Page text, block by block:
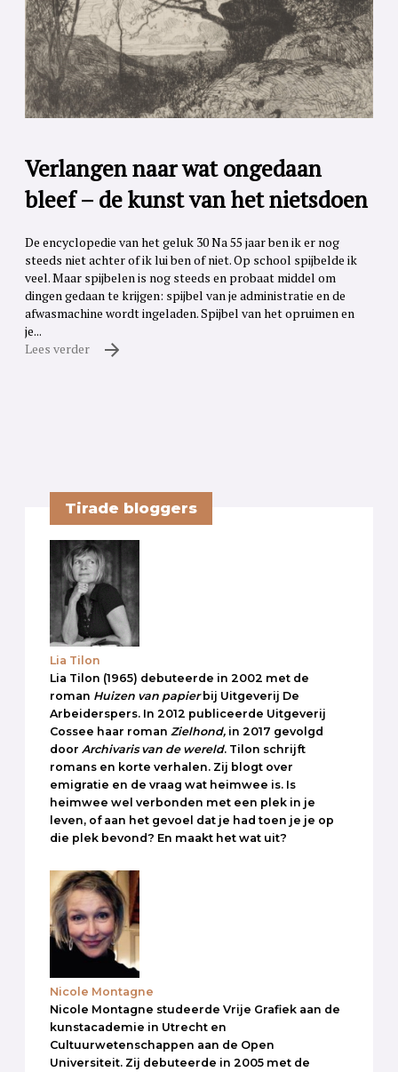
Verlangen naar wat ongedaan
bleef – de kunst van het nietsdoen
De encyclopedie van het geluk 30 Na 55 jaar ben ik er nog
steeds niet achter of ik lui ben of niet. Op school spijbelde ik
veel. Maar spijbelen is nog steeds en probaat middel om
dingen gedaan te krijgen: spijbel van je administratie en de
afwasmachine wordt ingeladen. Spijbel van het opruimen en
je...
Lees verder
Tirade bloggers
Lia Tilon
Lia Tilon (1965) debuteerde in 2002 met de
roman Huizen van papierbij Uitgeverij De
Arbeiderspers. In 2012 publiceerde Uitgeverij
Cossee haar roman Zielhond, in 2017 gevolgd
door Archivaris van de wereld. Tilon schrijft
romans en korte verhalen. Zij blogt over
emigratie en de vraag wat heimwee is. Is
heimwee wel verbonden met een plek in je
leven, of aan het gevoel dat je had toen je je op
die plek bevond? En maakt het wat uit?
Nicole Montagne
Nicole Montagne studeerde Vrije Grafiek aan de
kunstacademie in Utrecht en
Cultuurwetenschappen aan de Open
Universiteit. Zij debuteerde in 2005 met de